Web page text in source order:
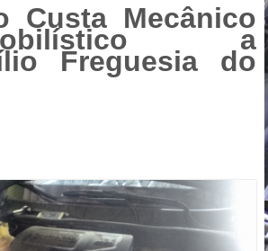
Custa Mecânico
a
Freguesia do